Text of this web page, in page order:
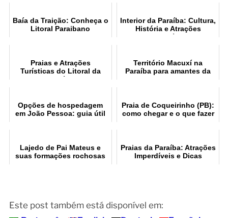
Baía da Traição: Conheça o
Litoral Paraibano
Interior da Paraíba: Cultura,
História e Atrações
Imperdíveis
Praias e Atrações
Turísticas do Litoral da
Paraíba
Território Macuxí na
Paraíba para amantes da
Opções de hospedagem
em João Pessoa: guia útil
Praia de Coqueirinho (PB):
como chegar e o que fazer
Lajedo de Pai Mateus e
suas formações rochosas
Praias da Paraíba: Atrações
Imperdíveis e Dicas
Este post também está disponível em: